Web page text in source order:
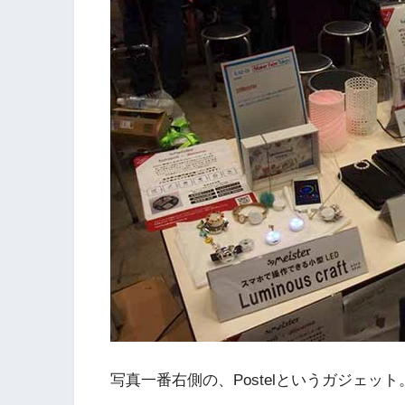
写真一番右側の、Postelというガジェット